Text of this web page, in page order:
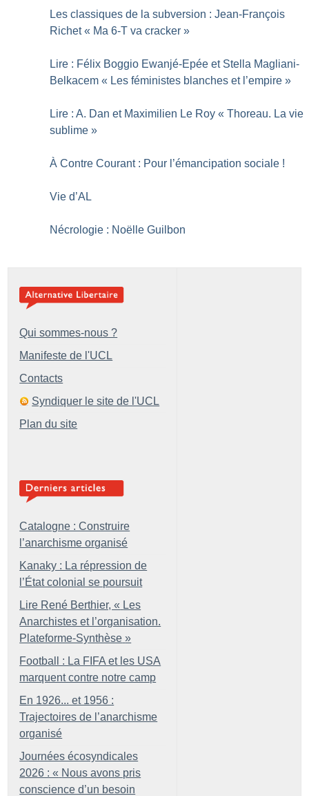
Les classiques de la subversion : Jean-François
Richet « Ma 6-T va cracker »
Lire : Félix Boggio Ewanjé-Epée et Stella Magliani-
Belkacem « Les féministes blanches et l’empire »
Lire : A. Dan et Maximilien Le Roy « Thoreau. La vie
sublime »
À Contre Courant : Pour l’émancipation sociale !
Vie d’AL
Nécrologie : Noëlle Guilbon
Qui sommes-nous ?
Manifeste de l'UCL
Contacts
Syndiquer le site de l'UCL
Plan du site
Catalogne : Construire
l’anarchisme organisé
Kanaky : La répression de
l’État colonial se poursuit
Lire René Berthier, « Les
Anarchistes et l’organisation.
Plateforme-Synthèse »
Football : La FIFA et les USA
marquent contre notre camp
En 1926... et 1956 :
Trajectoires de l’anarchisme
organisé
Journées écosyndicales
2026 : « Nous avons pris
conscience d’un besoin